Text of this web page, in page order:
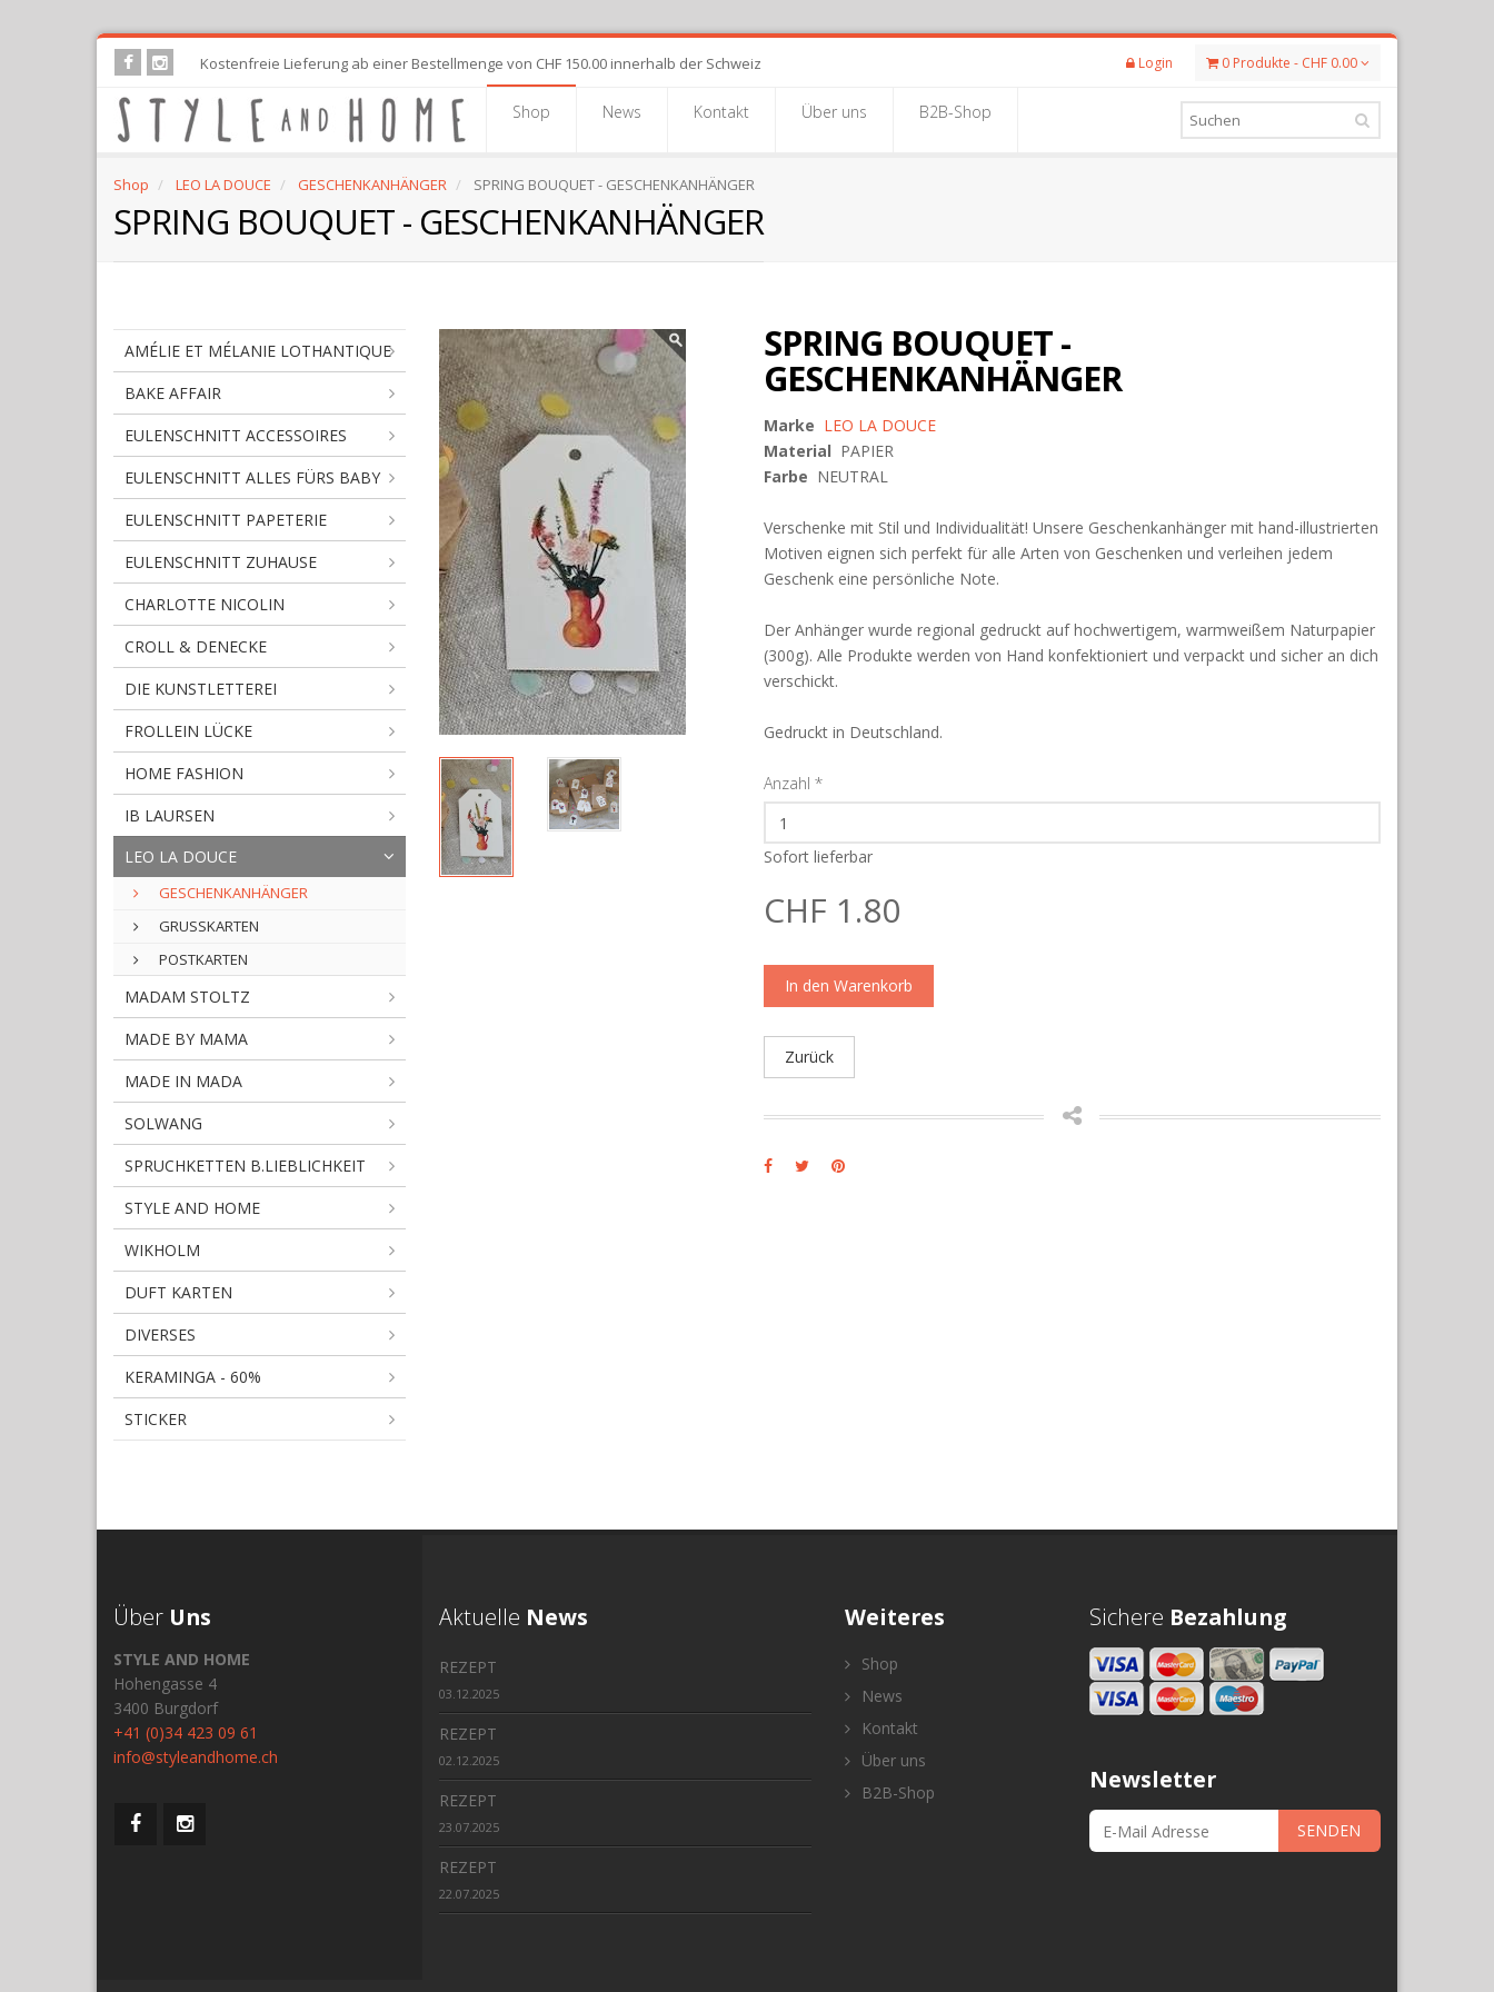
Skip
main
content
Kostenfreie Lieferung ab einer Bestellmenge von CHF 150.00 innerhalb der Schweiz Login 0 Produkte - CHF 0.00
Shop News Kontakt Über uns B2B-Shop
Shop LEO LA DOUCE GESCHENKANHÄNGER SPRING BOUQUET - GESCHENKANHÄNGER
SPRING BOUQUET - GESCHENKANHÄNGER
AMÉLIE ET MÉLANIE LOTHANTIQUE
BAKE AFFAIR
EULENSCHNITT ACCESSOIRES
EULENSCHNITT ALLES FÜRS BABY
EULENSCHNITT PAPETERIE
EULENSCHNITT ZUHAUSE
CHARLOTTE NICOLIN
CROLL & DENECKE
DIE KUNSTLETTEREI
FROLLEIN LÜCKE
HOME FASHION
IB LAURSEN
LEO LA DOUCE
GESCHENKANHÄNGER
GRUSSKARTEN
POSTKARTEN
MADAM STOLTZ
MADE BY MAMA
MADE IN MADA
SOLWANG
SPRUCHKETTEN B.LIEBLICHKEIT
STYLE AND HOME
WIKHOLM
DUFT KARTEN
DIVERSES
KERAMINGA - 60%
STICKER
SPRING BOUQUET -
GESCHENKANHÄNGER
Marke LEO LA DOUCE
Material PAPIER
Farbe NEUTRAL
Verschenke mit Stil und Individualität! Unsere Geschenkanhänger mit hand-illustrierten
Motiven eignen sich perfekt für alle Arten von Geschenken und verleihen jedem
Geschenk eine persönliche Note.
Der Anhänger wurde regional gedruckt auf hochwertigem, warmweißem Naturpapier
(300g). Alle Produkte werden von Hand konfektioniert und verpackt und sicher an dich
verschickt.
Gedruckt in Deutschland.
Anzahl *
Sofort lieferbar
CHF 1.80
In den Warenkorb
Zurück
Über Uns
STYLE AND HOME
Hohengasse 4
3400 Burgdorf
+41 (0)34 423 09 61
info@styleandhome.ch
Aktuelle News
REZEPT
03.12.2025
REZEPT
02.12.2025
REZEPT
23.07.2025
REZEPT
22.07.2025
Weiteres
Shop
News
Kontakt
Über uns
B2B-Shop
Sichere Bezahlung
Newsletter
SENDEN